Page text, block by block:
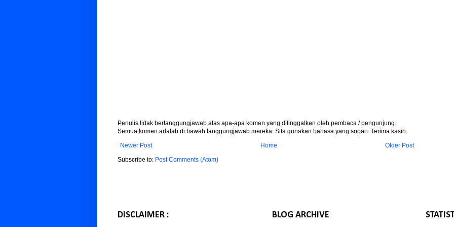
Penulis tidak bertanggungjawab atas apa-apa komen yang ditinggalkan oleh pembaca / pengunjung.
Semua komen adalah di bawah tanggungjawab mereka. Sila gunakan bahasa yang sopan. Terima kasih.
Newer Post
Older Post
Home
Subscribe to: Post Comments (Atom)
DISCLAIMER : BLOG ARCHIVE